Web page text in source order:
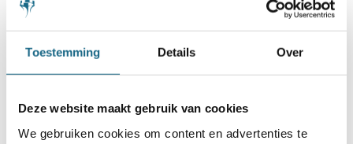
Toestemming Details Over
Deze website maakt gebruik van cookies
We gebruiken cookies om content en advertenties te